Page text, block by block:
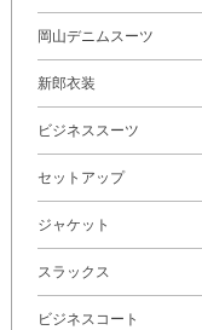
岡山デニムスーツ
新郎衣装
ビジネススーツ
セットアップ
ジャケット
スラックス
ビジネスコート